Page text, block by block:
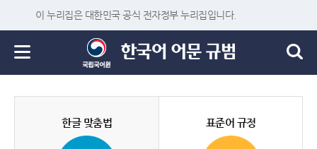
이 누리집은 대한민국 공식 전자정부 누리집입니다.
한글 맞춤법 표준어 규정